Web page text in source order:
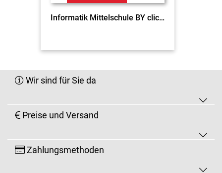
Informatik Mittelschule BY click & teach 8 EL
Wir sind für Sie da
Preise und Versand
Zahlungsmethoden